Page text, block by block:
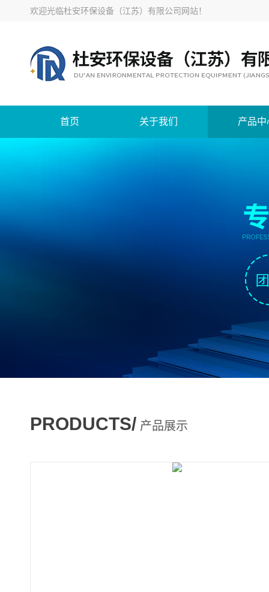
欢迎光临杜安环保设备（江苏）有限公司网站！
首页 关于我们 产品中
PRODUCTS/ 产品展示